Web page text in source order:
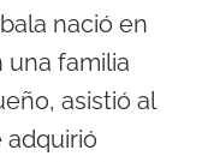
nació en
una familia
asistió al
adquirió